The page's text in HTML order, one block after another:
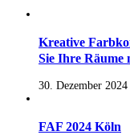
Kreative
Sie Ihre Räume
30. Dezember 2024
FAF 2024 Köln